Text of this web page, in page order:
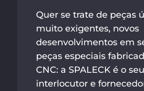
Quer se trate de peças
muito exigentes, novos
desenvolvimentos em
peças especiais
CNC: a SPALECK é o seu
interlocutor e fornecedor